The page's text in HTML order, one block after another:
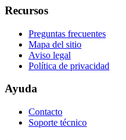
Recursos
Preguntas frecuentes
Mapa del sitio
Aviso legal
Política de privacidad
Ayuda
Contacto
Soporte técnico